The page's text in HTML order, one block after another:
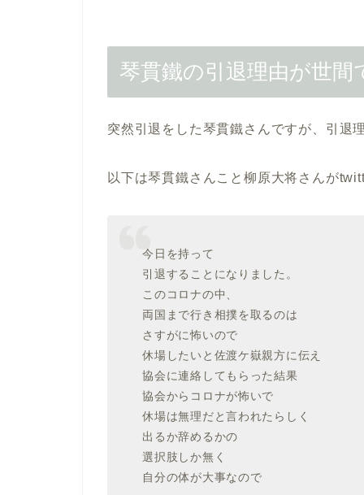
琴貫鐵の引退理由が世間
突然引退をした琴貫鐵さんですが、引退
以下は琴貫鐵さんこと柳原大将さんが
今日を持って
引退することになりました。
このコロナの中、
両国まで行き相撲を取るのは
さすがに怖いので
休場したいと佐渡ケ嶽親方に伝え
協会に連絡してもらった結果
協会からコロナが怖いで
休場は無理だと言われたらしく
出るか辞めるかの
選択肢しか無く
自分の体が大事なので